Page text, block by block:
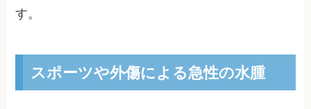
す。
スポーツや外傷による急性の水腫